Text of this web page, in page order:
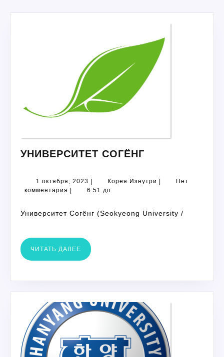
УНИВЕРСИТЕТ СОГЁНГ
1 октября, 2023 1
октября,
Корея Изнутри Корея Нет
комментария
6:51 дп
Университет Согёнг (Seokyeong University /
ЧИТАТЬ ДАЛЕЕ ЧИТАТЬ
ДАЛЕЕ